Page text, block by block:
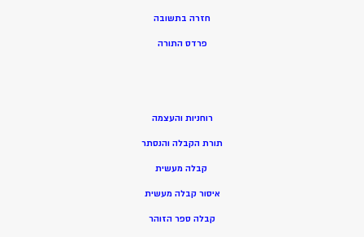
חזרה בתשובה
פרדס התורה
רוחניות והעצמה
תורת הקבלה והנסתר
קבלה מעשית
איסור קבלה מעשית
קבלה ספר הזוהר